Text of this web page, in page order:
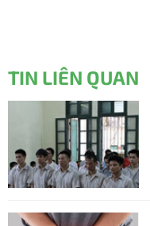
TIN LIÊN QUAN